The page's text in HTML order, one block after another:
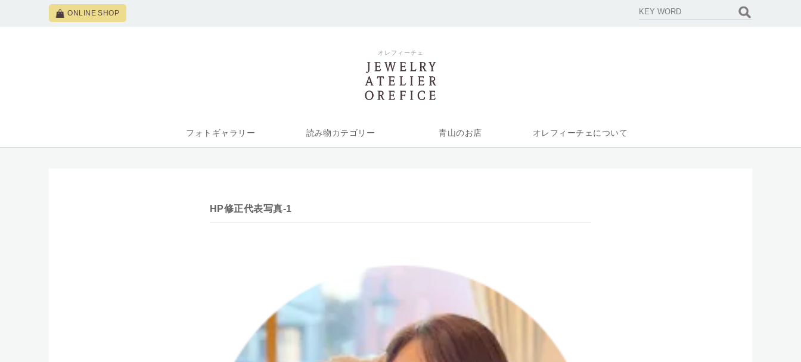
ONLINE SHOP
オレフィーチェ
フォトギャラリー 読み物カテゴリー 青山のお店 オレフィーチェについて
HP修正代表写真-1